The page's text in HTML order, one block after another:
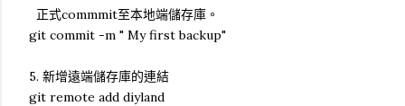
正式commmit至本地端儲存庫。
git commit -m " My first backup"
5. 新增遠端儲存庫的連結
git remote add diyland